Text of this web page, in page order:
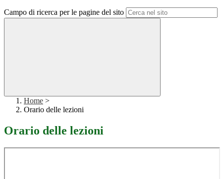
Campo di ricerca per le pagine del sito
Home >
Orario delle lezioni
Orario delle lezioni